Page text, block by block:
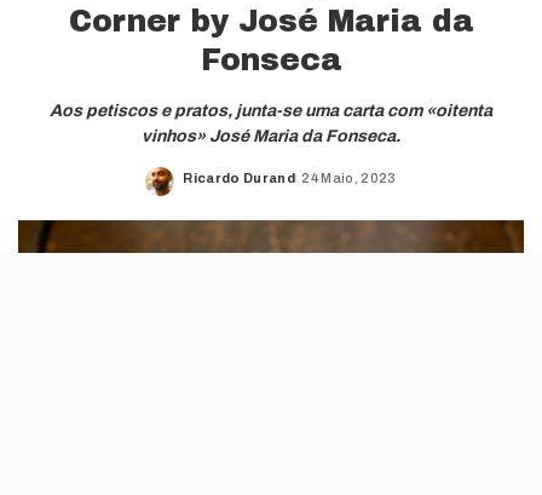
Corner by José Maria da
Fonseca
Aos petiscos e pratos, junta-se uma carta com «oitenta
vinhos» José Maria da Fonseca.
Posted
Ricardo Durand 24 Maio, 2023